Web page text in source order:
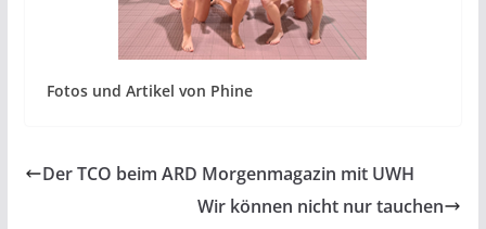
Fotos und Artikel von Phine
Der TCO beim ARD Morgenmagazin mit UWH
Wir können nicht nur tauchen